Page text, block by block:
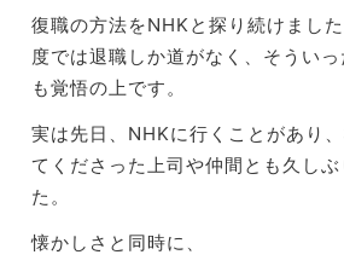
復職の方法をNHKと探り続けました
度では退職しか道がなく、 そうい
も覚悟の上です。
実は先日、NHKに行くことがあり、
てくださった上司や仲間とも久しぶ
た。
懐かしさと同時に、